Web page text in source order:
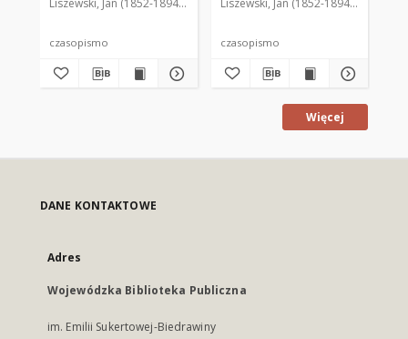
Liszewski, Jan (1852-1894). Red.
czasopismo
Liszewski, Jan (1852-1894). Red.
czasopismo
Więcej
DANE KONTAKTOWE
Adres
Wojewódzka Biblioteka Publiczna
im. Emilii Sukertowej-Biedrawiny